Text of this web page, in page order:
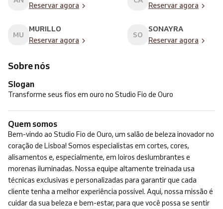
Reservar agora
Reservar agora
MU
MURILLO
Reservar agora
SO
SONAYRA
Reservar agora
Sobre nós
Slogan
Transforme seus fios em ouro no Studio Fio de Ouro
Quem somos
Bem-vindo ao Studio Fio de Ouro, um salão de beleza inovador no
coração de Lisboa! Somos especialistas em cortes, cores,
alisamentos e, especialmente, em loiros deslumbrantes e
morenas iluminadas. Nossa equipe altamente treinada usa
técnicas exclusivas e personalizadas para garantir que cada
cliente tenha a melhor experiência possível. Aqui, nossa missão é
cuidar da sua beleza e bem-estar, para que você possa se sentir